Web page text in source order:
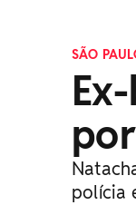
SÃO
polícia